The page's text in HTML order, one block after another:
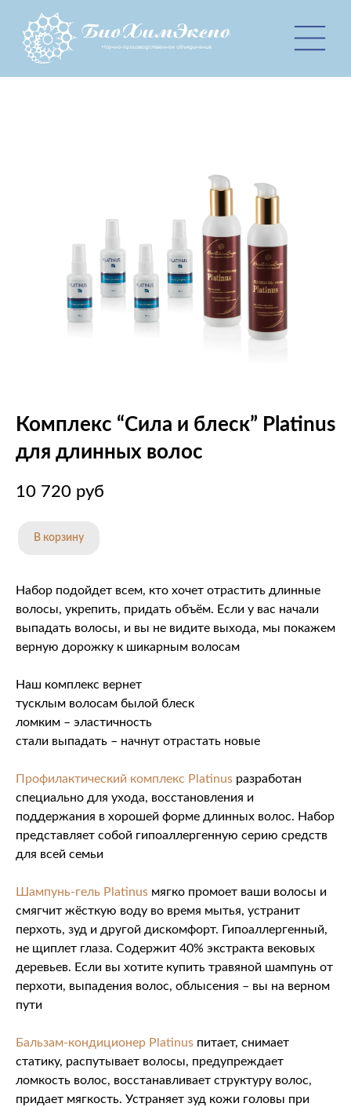
Комплекс “Сила и блеск” Platinus
для длинных волос
10 720 руб
В корзину
Набор подойдет всем, кто хочет отрастить длинные
волосы, укрепить, придать объём. Если у вас начали
выпадать волосы, и вы не видите выхода, мы покажем
верную дорожку к шикарным волосам
Наш комплекс вернет
тусклым волосам былой блеск
ломким – эластичность
стали выпадать – начнут отрастать новые
Профилактический комплекс Platinus разработан
специально для ухода, восстановления и
поддержания в хорошей форме длинных волос. Набор
представляет собой гипоаллергенную серию средств
для всей семьи
Шампунь-гель Platinus мягко промоет ваши волосы и
смягчит жёсткую воду во время мытья, устранит
перхоть, зуд и другой дискомфорт. Гипоаллергенный,
не щиплет глаза. Содержит 40% экстракта вековых
деревьев. Если вы хотите купить травяной шампунь от
перхоти, выпадения волос, облысения – вы на верном
пути
Бальзам-кондиционер Platinus питает, снимает
статику, распутывает волосы, предупреждает
ломкость волос, восстанавливает структуру волос,
придает мягкость. Устраняет зуд кожи головы при